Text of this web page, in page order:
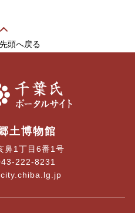
頭へ戻る
土博物館
鼻1丁目6番1号
222-8231